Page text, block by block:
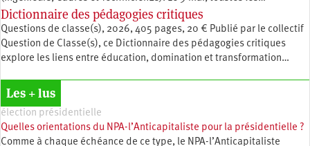
Dictionnaire des pédagogies critiques
Questions de classe(s), 2026, 405 pages, 20 € Publié par le collectif
Question de Classe(s), ce Dictionnaire des pédagogies critiques
explore les liens entre éducation, ­domination et transformation…
Les + lus
élection présidentielle
Quelles orientations du NPA-l’Anticapitaliste pour la présidentielle ?
Comme à chaque échéance de ce type, le NPA-l’Anticapitaliste